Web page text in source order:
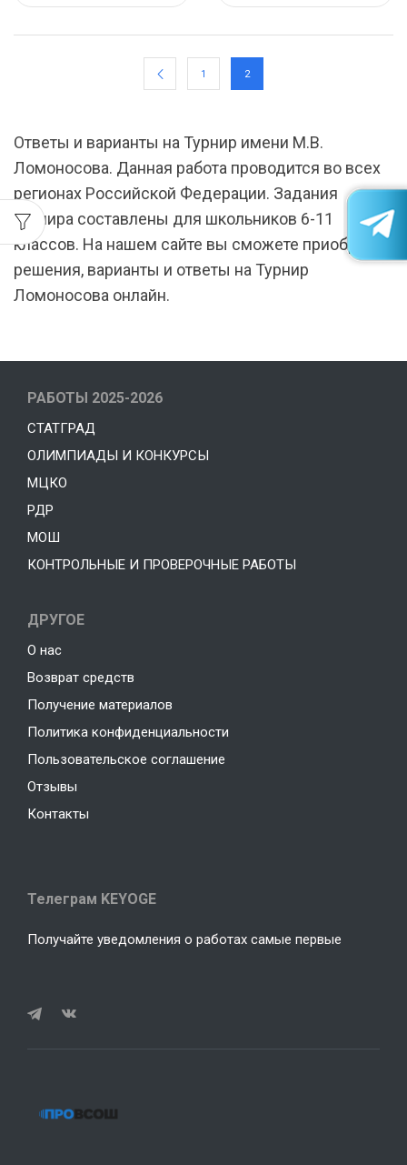
1 2
Ответы и варианты на Турнир имени М.В.
Ломоносова. Данная работа проводится во всех
регионах Российской Федерации. Задания
турнира составлены для школьников 6-11
классов. На нашем сайте вы сможете приобрести
решения, варианты и ответы на Турнир
Ломоносова онлайн.
РАБОТЫ 2025-2026
СТАТГРАД
ОЛИМПИАДЫ И КОНКУРСЫ
МЦКО
РДР
МОШ
КОНТРОЛЬНЫЕ И ПРОВЕРОЧНЫЕ РАБОТЫ
ДРУГОЕ
О нас
Возврат средств
Получение материалов
Политика конфиденциальности
Пользовательское соглашение
Отзывы
Контакты
Телеграм KEYOGE
Получайте уведомления о работах самые первые